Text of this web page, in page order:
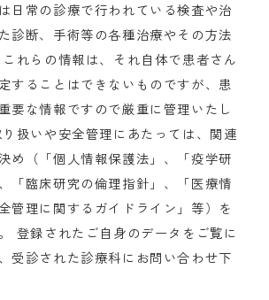
日常の診療で行われている検査や治
診断、手術等の各種治療やその方法
れらの情報は、それ自体で患者さん
することはできないものですが、患
要な情報ですので厳重に管理いたし
扱いや安全管理にあたっては、関連
め（「個人情報保護法」、「疫学研
「臨床研究の倫理指針」、「医療情
管理に関するガイドライン」等）を
登録されたご自身のデータをご覧に
受診された診療科にお問い合わせ下